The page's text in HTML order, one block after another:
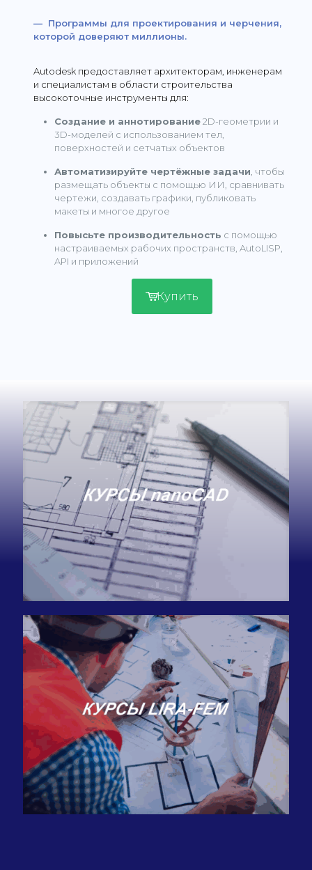
— Программы для проектирования и черчения,
которой доверяют миллионы.
Autodesk предоставляет архитекторам, инженерам
и специалистам в области строительства
высокоточные инструменты для:
Создание и аннотирование2D-геометрии и
3D-моделей с использованием тел,
поверхностей и сетчатых объектов
Автоматизируйте чертёжные задачи, чтобы
размещать объекты с помощью ИИ, сравнивать
чертежи, создавать графики, публиковать
макеты и многое другое
Повысьте производительность с помощью
настраиваемых рабочих пространств, AutoLISP,
API и приложений
Купить